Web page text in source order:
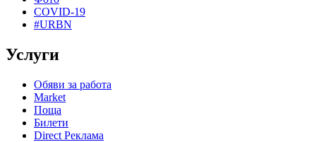
COVID-19
#URBN
Услуги
Обяви за работа
Market
Поща
Билети
Direct Реклама